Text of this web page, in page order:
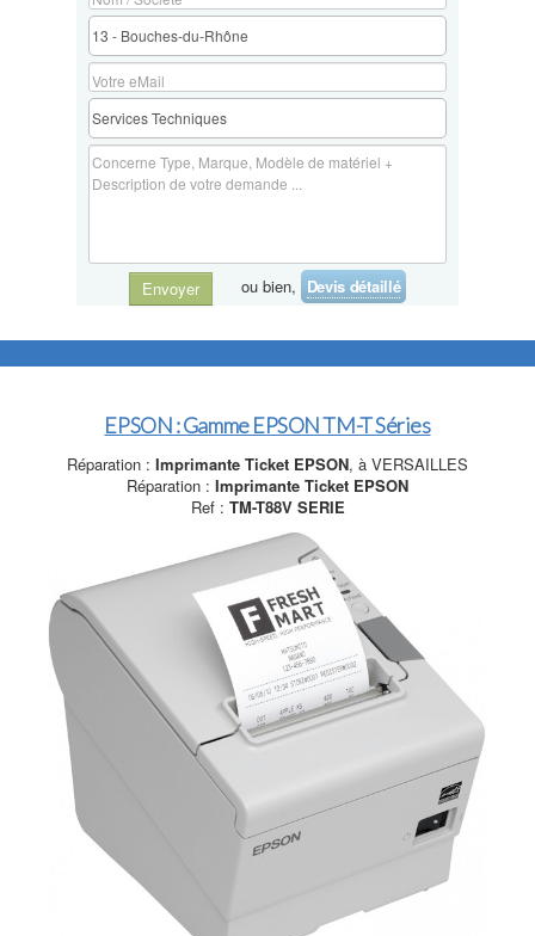
Envoyer ou bien, Devis détaillé
EPSON : Gamme EPSON TM-T Séries
Réparation : Imprimante Ticket EPSON, à VERSAILLES
Réparation : Imprimante Ticket EPSON
Ref : TM-T88V SERIE